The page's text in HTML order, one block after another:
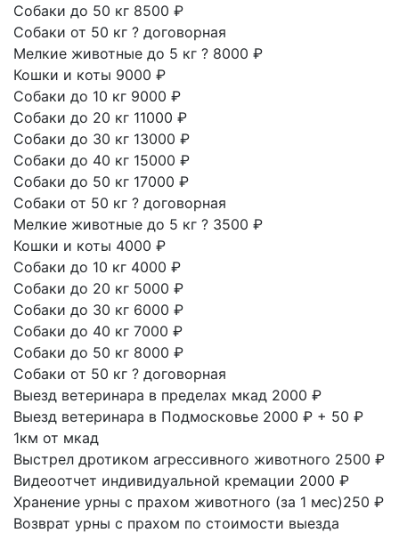
Собаки до 50 кг 8500 ₽
Собаки от 50 кг ? договорная
Мелкие животные до 5 кг ? 8000 ₽
Кошки и коты 9000 ₽
Собаки до 10 кг 9000 ₽
Собаки до 20 кг 11000 ₽
Собаки до 30 кг 13000 ₽
Собаки до 40 кг 15000 ₽
Собаки до 50 кг 17000 ₽
Собаки от 50 кг ? договорная
Мелкие животные до 5 кг ? 3500 ₽
Кошки и коты 4000 ₽
Собаки до 10 кг 4000 ₽
Собаки до 20 кг 5000 ₽
Собаки до 30 кг 6000 ₽
Собаки до 40 кг 7000 ₽
Собаки до 50 кг 8000 ₽
Собаки от 50 кг ? договорная
Выезд ветеринара в пределах мкад 2000 ₽
Выезд ветеринара в Подмосковье 2000 ₽ + 50 ₽
1км от мкад
Выстрел дротиком агрессивного животного 2500 ₽
Видеоотчет индивидуальной кремации 2000 ₽
Хранение урны с прахом животного (за 1 мес)250 ₽
Возврат урны с прахом по стоимости выезда